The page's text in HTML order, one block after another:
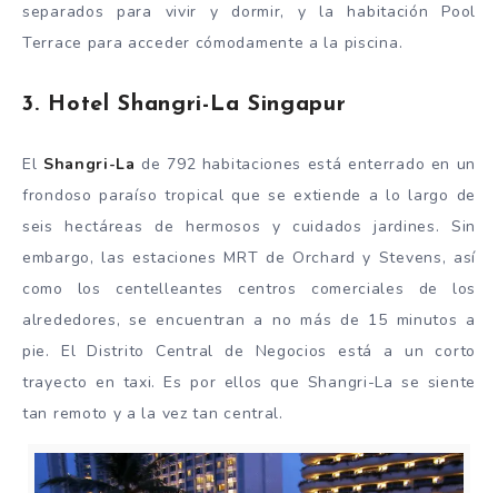
separados para vivir y dormir, y la habitación Pool
Terrace para acceder cómodamente a la piscina.
3. Hotel Shangri-La Singapur
El Shangri-La de 792 habitaciones está enterrado en un
frondoso paraíso tropical que se extiende a lo largo de
seis hectáreas de hermosos y cuidados jardines. Sin
embargo, las estaciones MRT de Orchard y Stevens, así
como los centelleantes centros comerciales de los
alrededores, se encuentran a no más de 15 minutos a
pie. El Distrito Central de Negocios está a un corto
trayecto en taxi. Es por ellos que Shangri-La se siente
tan remoto y a la vez tan central.